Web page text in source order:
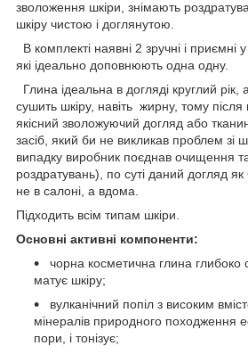
зволоження шкіри, знімають
шкіру чистою і доглянутою.
В комплекті наявні 2 зручні і приємні
які ідеально доповнюють одна одну.
Глина ідеальна в догляді круглий
сушить шкіру, навіть жирну, тому
якісний зволожуючий догляд або
засіб, який би не викликав проблем зі
випадку виробник поєднав очищення
роздратувань), по суті даний догляд
не в салоні, а вдома.
Підходить всім типам шкіри.
Основні активні компоненти:
чорна косметична глина глибоко
матує шкіру;
вулканічний попіл з високим
мінералів природного походження
пори, і тонізує;